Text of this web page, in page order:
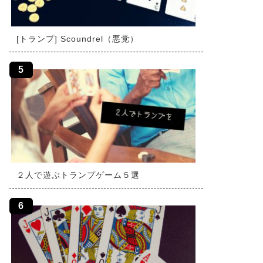
[トランプ] Scoundrel（悪党）
２人で遊ぶトランプゲーム５選